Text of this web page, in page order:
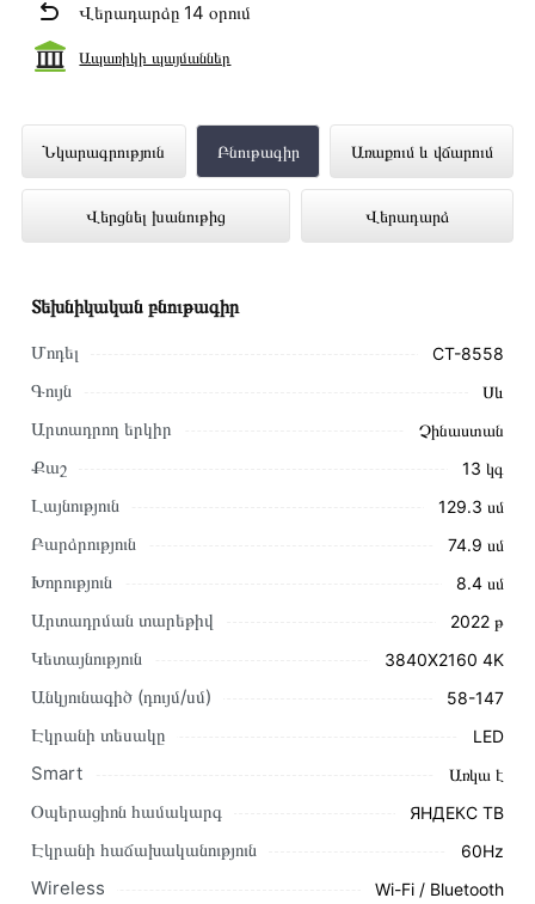
Վերադարձը 14 օրում
Ապառիկի պայմաններ
Նկարագրություն Բնութագիր Առաքում և վճարում
Վերցնել խանութից Վերադարձ
Հեռուստացույց CENTEK CT-8558
ներկայացված է Technomix առցանց
խանութում լավագույն գնով 219 900 դրամ
Այս ապրանքը գնելու համար սեղմեք
«Ավելացնել
զամբյուղին»
Կարող եք նաև պատվիրել՝ զանգահարելով կայքում նշված
կոնտակտային համարներին։
Կայքում տվյալ ապրանքի՝ Հեռուստացույց CENTEK CT-
8558 առաքման և վճարման պայմանները վավեր են և
Մեր պրոֆեսիոնալ մենեջերները կմշակեն պատվերը և
Տեխնիկական բնութագիր
Մոդել CT-8558
Գույն Սև
Արտադրող երկիր Չինաստան
Քաշ 13 կգ
Լայնություն 129․3 սմ
Բարձրություն 74․9 սմ
Խորություն 8․4 սմ
Արտադրման տարեթիվ 2022 թ
Կետայնություն 3840X2160 4K
Անկյունագիծ (դույմ/սմ) 58-147
Էկրանի տեսակը LED
Smart Առկա է
Օպերացիոն համակարգ ЯНДЕКС ТВ
Էկրանի հաճախականություն 60Hz
Wireless Wi-Fi / Bluetooth